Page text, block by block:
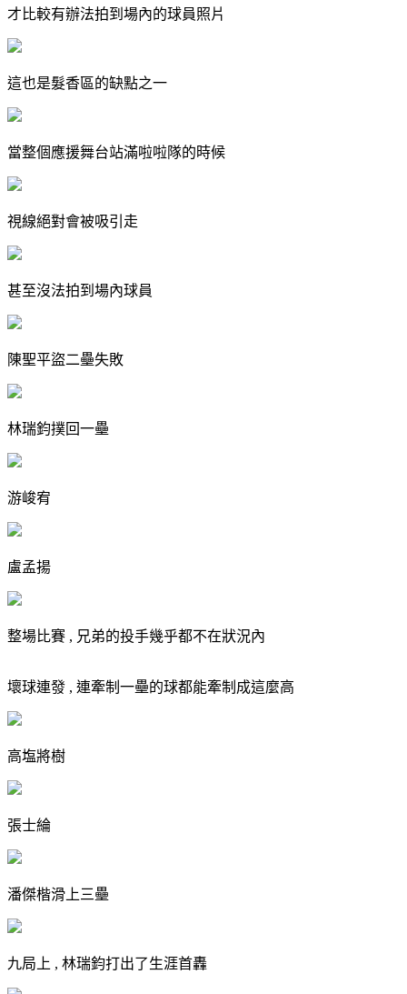
才比較有辦法拍到場內的球員照片
這也是髮香區的缺點之一
當整個應援舞台站滿啦啦隊的時候
視線絕對會被吸引走
甚至沒法拍到場內球員
陳聖平盜二壘失敗
林瑞鈞撲回一壘
游峻宥
盧孟揚
整場比賽 , 兄弟的投手幾乎都不在狀況內
壞球連發 , 連牽制一壘的球都能牽制成這麼高
高塩將樹
張士綸
潘傑楷滑上三壘
九局上 , 林瑞鈞打出了生涯首轟